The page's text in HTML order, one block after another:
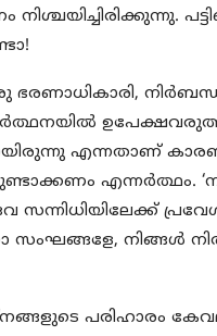
നിർബന്ധ
എന്നതാണ്
എന്നർത്ഥം.
സന്നിധിയിലേക്ക്
സംഘങ്ങളേ, നിങ്ങൾ
പരിഹാരം